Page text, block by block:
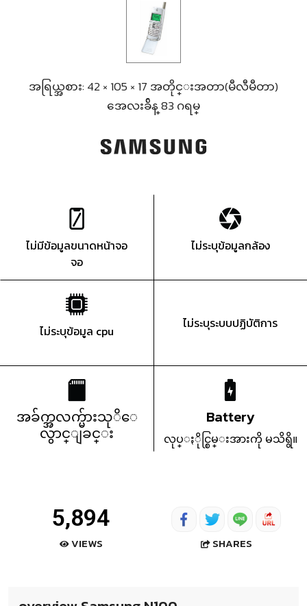
အရြယ္အစား: 42 × 105 × 17 အတိုင္းအတာ(မီလီမီတာ)
အေလးခ်ိန္ 83 ဂရမ္
ไม่มีข้อมูลขนาดหน้าจอ
จอ
ไม่ระบุข้อมูลกล้อง
ไม่ระบุข้อมูล cpu ไม่ระบุระบบปฏิบัติการ
အခ်က္အလက္မ်ားသုိေ
လွာင္ျခင္း
Battery
လုပ္ႏိုင္စြမ္းအားကို မသိရွိ။
5,894
VIEWS SHARES